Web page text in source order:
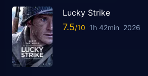
Lucky Strike
7.5 1h 42min 2026